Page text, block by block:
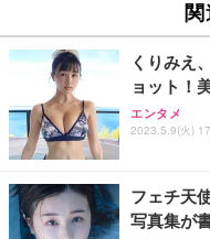
くりみえ
ョット！
エンタメ
2023.5.9(火)
フェチ天
写真集が